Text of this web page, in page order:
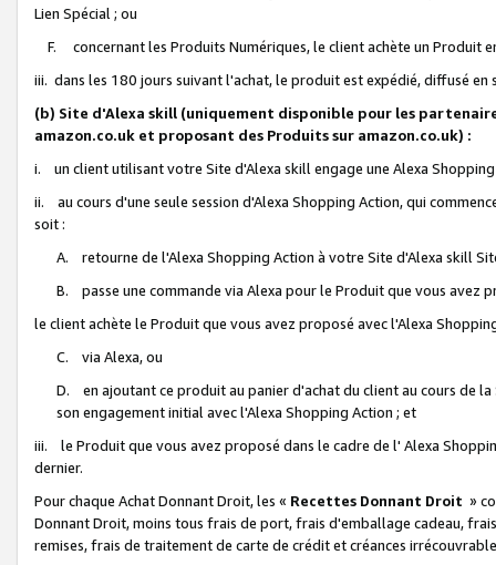
Lien Spécial ; ou
F. concernant les Produits Numériques, le client achète un Produit
iii. dans les 180 jours suivant l'achat, le produit est expédié, diffusé
(b) Site d'Alexa skill (uniquement disponible pour les
amazon.co.uk et proposant des Produits sur amazon.co.uk) :
i. un client utilisant votre Site d'Alexa skill engage une Alexa
ii. au cours d'une seule session d'Alexa Shopping Action, qui
soit :
A. retourne de l'Alexa Shopping Action à votre Site d'Alexa skill
B. passe une commande via Alexa pour le Produit que vous avez
le client achète le Produit que vous avez proposé avec l'Alexa
C. via Alexa, ou
D. en ajoutant ce produit au panier d'achat du client au cours de
son engagement initial avec l'Alexa Shopping Action ; et
iii. le Produit que vous avez proposé dans le cadre de l' Alexa
dernier.
Pour chaque Achat Donnant Droit, les « Recettes Donnant Droit »
Donnant Droit, moins tous frais de port, frais d'emballage cadeau,
remises, frais de traitement de carte de crédit et créances